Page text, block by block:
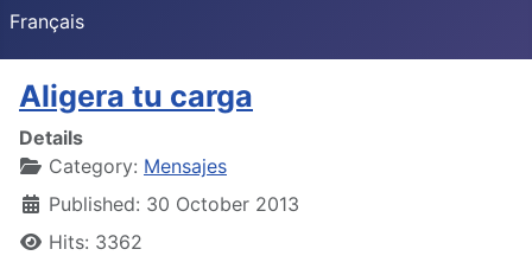
Français
Aligera tu carga
Details
Category: Mensajes
Published: 30 October 2013
Hits: 3362